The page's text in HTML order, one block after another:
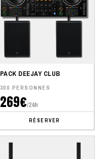
PACK DEEJAY CLUB
300 PERSONNES
269€/24h
RÉSERVER